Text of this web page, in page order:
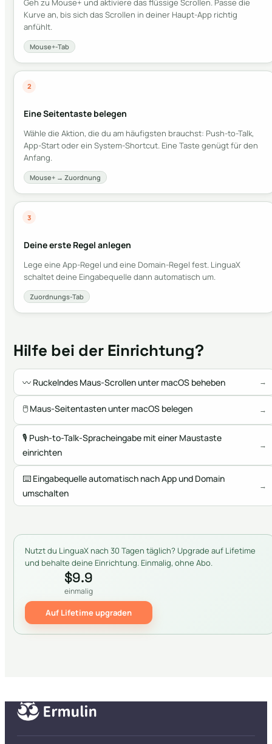
Geh zu Mouse+ und aktiviere das flüssige Scrollen. Passe die
Kurve an, bis sich das Scrollen in deiner Haupt-App richtig
anfühlt.
Mouse+-Tab
2
Eine Seitentaste belegen
Wähle die Aktion, die du am häufigsten brauchst: Push-to-Talk,
App-Start oder ein System-Shortcut. Eine Taste genügt für den
Anfang.
Mouse+ → Zuordnung
3
Deine erste Regel anlegen
Lege eine App-Regel und eine Domain-Regel fest. LinguaX
schaltet deine Eingabequelle dann automatisch um.
Zuordnungs-Tab
Hilfe bei der Einrichtung?
〰️ Ruckelndes Maus-Scrollen unter macOS beheben →
🖱Maus-Seitentasten unter macOS belegen →
🎙 Push-to-Talk-Spracheingabe mit einer Maustaste
einrichten
→
⌨️ Eingabequelle automatisch nach App und Domain
umschalten
→
Nutzt du LinguaX nach 30 Tagen täglich? Upgrade auf Lifetime
und behalte deine Einrichtung. Einmalig, ohne Abo.
$9.9
einmalig
Auf Lifetime upgraden